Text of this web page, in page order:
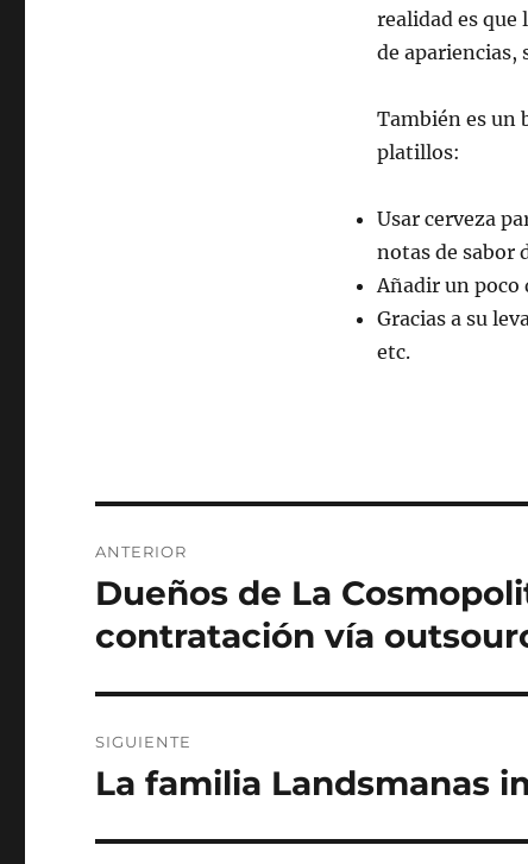
realidad es que
de apariencias,
También es un
platillos:
Usar cerveza
notas de sabor
Añadir un poco
Gracias a su
etc.
de
entradas
ANTERIOR
Entrada
anterior:
Dueños de La
contratación vía
SIGUIENTE
Siguiente
La familia Landsmanas